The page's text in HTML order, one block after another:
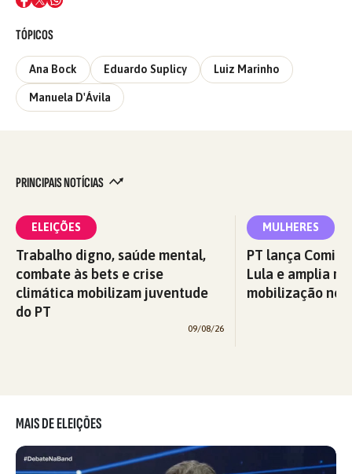
TÓPICOS
Ana Bock Eduardo Suplicy Luiz Marinho
Manuela D'Ávila
PRINCIPAIS NOTÍCIAS
ELEIÇÕES
Trabalho digno, saúde mental,
combate às bets e crise
climática mobilizam juventude
do PT
09/08/26
MULHERES
PT lança
Lula e amplia
mobilização
MAIS DE ELEIÇÕES